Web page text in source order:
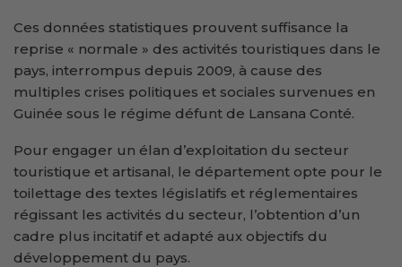
Ces données statistiques prouvent suffisance la
reprise « normale » des activités touristiques dans le
pays, interrompus depuis 2009, à cause des
multiples crises politiques et sociales survenues en
Guinée sous le régime défunt de Lansana Conté.
Pour engager un élan d’exploitation du secteur
touristique et artisanal, le département opte pour le
toilettage des textes législatifs et réglementaires
régissant les activités du secteur, l’obtention d’un
cadre plus incitatif et adapté aux objectifs du
développement du pays.